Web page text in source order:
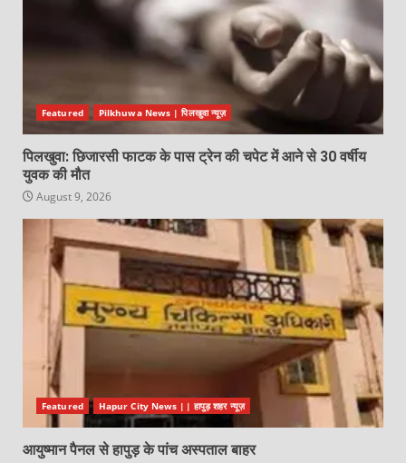
Featured Pilkhuwa News | पिलखुवा न्यूज़
पिलखुवा: छिजारसी फाटक के पास ट्रेन की चपेट में आने से 30 वर्षीय
युवक की मौत
August 9, 2026
Featured Hapur City News || हापुड़ शहर न्यूज़
आयुष्मान पैनल से हापुड़ के पांच अस्पताल बाहर